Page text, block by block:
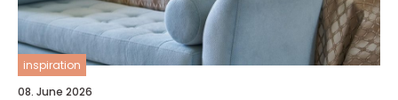
inspiration
08. June 2026